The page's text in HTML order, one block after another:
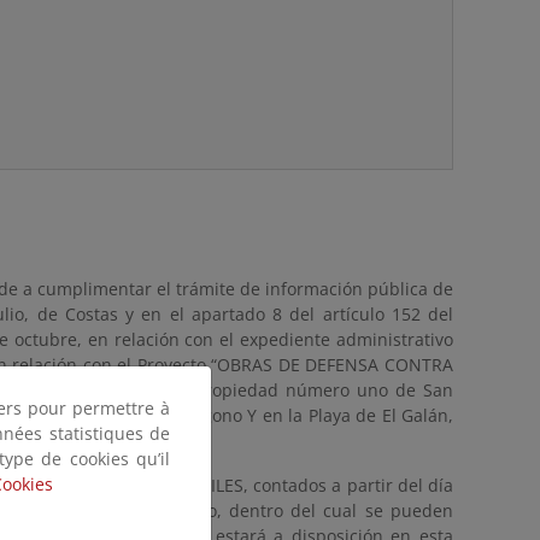
a cumplimentar el trámite de información pública de
de Costas y en el apartado 8 del artículo 152 del
octubre, en relación con el expediente administrativo
con el Proyecto “OBRAS DE DEFENSA CONTRA
del Registro de la Propiedad número uno de San
número 197 del Polígono Y en la Playa de El Galán,
VEINTE (20) DÍAS HÁBILES, contados a partir del día
Oficial del Estado, dentro del cual se pueden
pour permettre à
statistiques de
de cookies qu’il